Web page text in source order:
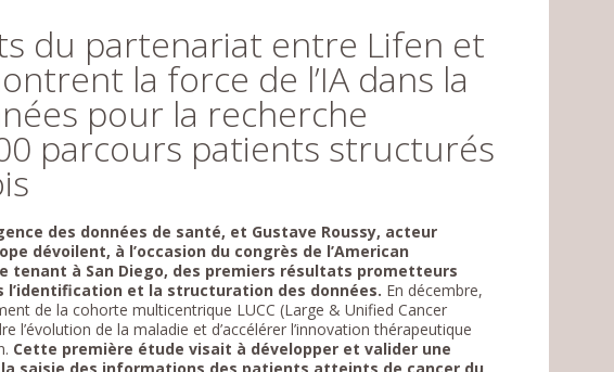
du partenariat entre Lifen et
la force de l’IA dans la
pour la recherche
parcours patients structurés
des données de santé, et Gustave Roussy, acteur
dévoilent, à l’occasion du congrès de l’American
tenant à San Diego, des premiers résultats prometteurs
l’identification et la structuration des données. En décembre,
de la cohorte multicentrique LUCC (Large & Unified Cancer
de la maladie et d’accélérer l’innovation thérapeutique
Cette première étudevisait à développer et valider une